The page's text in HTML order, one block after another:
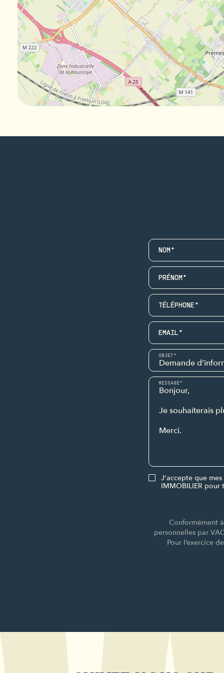
NOM*
PRÉNOM*
TÉLÉPHONE*
EMAIL*
OBJET*
MESSAGE*
J'accepte que
IMMOBILIER
Conformément
personnelles par
Pour l’exercice